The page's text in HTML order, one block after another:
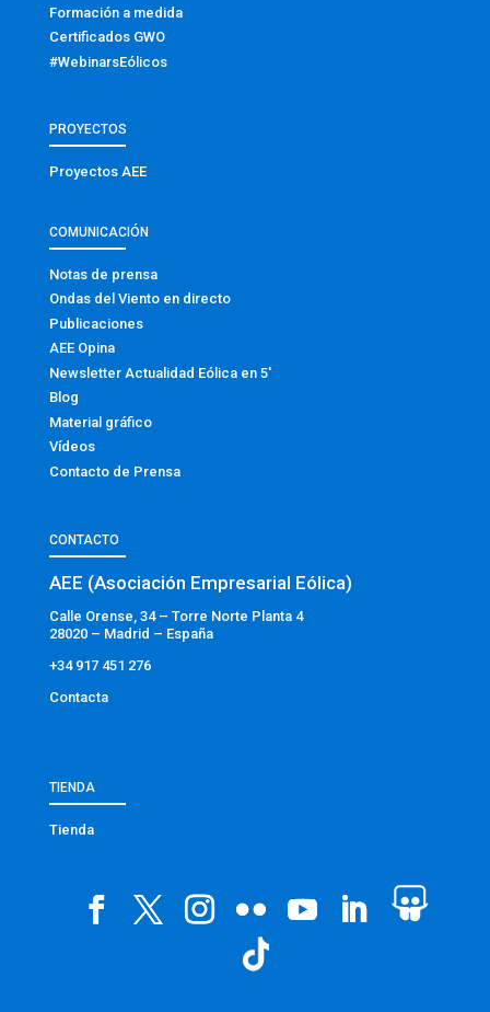
Formación a medida
Certificados GWO
#WebinarsEólicos
PROYECTOS
Proyectos AEE
COMUNICACIÓN
Notas de prensa
Ondas del Viento en directo
Publicaciones
AEE Opina
Newsletter Actualidad Eólica en 5′
Blog
Material gráfico
Vídeos
Contacto de Prensa
CONTACTO
AEE (Asociación Empresarial Eólica)
Calle Orense, 34 – Torre Norte Planta 4
28020 – Madrid – España
+34 917 451 276
Contacta
TIENDA
Tienda